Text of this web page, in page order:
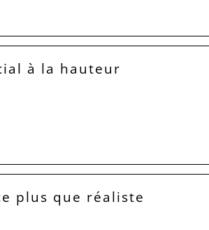
à la hauteur
plus que réaliste